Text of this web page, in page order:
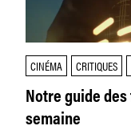
CINÉMA CRITIQUES
Notre guide
semaine